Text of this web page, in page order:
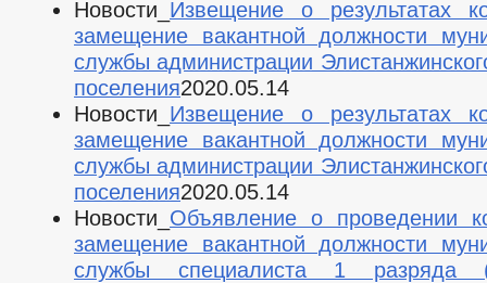
Новости_ Извещение о результатах
замещение вакантной должности
службы администрации
поселения2020.05.14
Новости_ Извещение о результатах
замещение вакантной должности
службы администрации
поселения2020.05.14
Новости_ Объявление о проведении
замещение вакантной должности
службы специалиста 1 разряда